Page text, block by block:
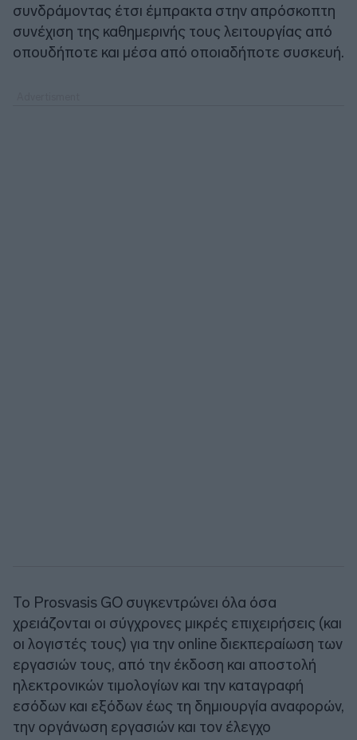
συνδράμοντας έτσι έμπρακτα στην απρόσκοπτη
συνέχιση της καθημερινής τους λειτουργίας από
οπουδήποτε και μέσα από οποιαδήποτε συσκευή.
Το Prosvasis GO συγκεντρώνει όλα όσα
χρειάζονται οι σύγχρονες μικρές επιχειρήσεις (και
οι λογιστές τους) για την online διεκπεραίωση των
εργασιών τους, από την έκδοση και αποστολή
ηλεκτρονικών τιμολογίων και την καταγραφή
εσόδων και εξόδων έως τη δημιουργία αναφορών,
την οργάνωση εργασιών και τον έλεγχο